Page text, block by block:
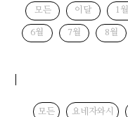
모든 이달 1월
6월 7월 8월
모든 요네자와시